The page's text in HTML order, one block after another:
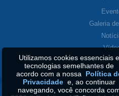
Galeria
Utilizamos cookies essenciais e
tecnologias semelhantes de
acordo com a nossa Política
Privacidadee, ao continuar
navegando, você concorda